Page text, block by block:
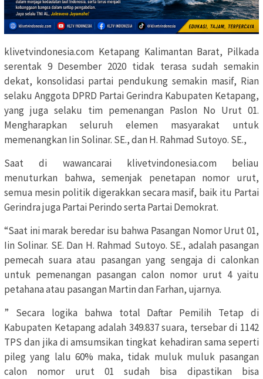
klivetvindonesia.com Ketapang Kalimantan Barat, Pilkada
serentak 9 Desember 2020 tidak terasa sudah semakin
dekat, konsolidasi partai pendukung semakin masif, Rian
selaku Anggota DPRD Partai Gerindra Kabupaten Ketapang,
yang juga selaku tim pemenangan Paslon No Urut 01.
Mengharapkan seluruh elemen masyarakat untuk
memenangkan Iin Solinar. SE., dan H. Rahmad Sutoyo. SE.,
Saat di wawancarai klivetvindonesia.com beliau
menuturkan bahwa, semenjak penetapan nomor urut,
semua mesin politik digerakkan secara masif, baik itu Partai
Gerindra juga Partai Perindo serta Partai Demokrat.
“Saat ini marak beredar isu bahwa Pasangan Nomor Urut 01,
Iin Solinar. SE. Dan H. Rahmad Sutoyo. SE., adalah pasangan
pemecah suara atau pasangan yang sengaja di calonkan
untuk pemenangan pasangan calon nomor urut 4 yaitu
petahana atau pasangan Martin dan Farhan, ujarnya.
” Secara logika bahwa total Daftar Pemilih Tetap di
Kabupaten Ketapang adalah 349.837 suara, tersebar di 1142
TPS dan jika di amsumsikan tingkat kehadiran sama seperti
pileg yang lalu 60% maka, tidak muluk muluk pasangan
calon nomor urut 01 sudah bisa dipastikan bisa